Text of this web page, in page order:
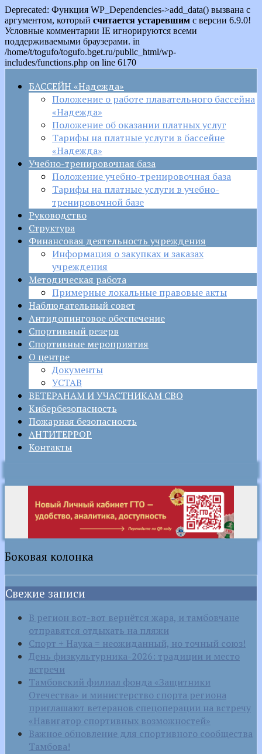
Deprecated: Функция WP_Dependencies->add_data() вызвана с
аргументом, который считается устаревшим с версии 6.9.0!
Условные комментарии IE игнорируются всеми
поддерживаемыми браузерами. in
/home/t/togufo/togufo.bget.ru/public_html/wp-
includes/functions.php on line 6170
БАССЕЙН «Надежда»
Положение о работе плавательного бассейна
«Надежда»
Положение об оказании платных услуг
Тарифы на платные услуги в бассейне
«Надежда»
Учебно-тренировочная база
Положение учебно-тренировочная база
Тарифы на платные услуги в учебно-
тренировочной базе
Руководство
Структура
Финансовая деятельность учреждения
Информация о закупках и заказах
учреждения
Методическая работа
Примерные локальные правовые акты
Наблюдательный совет
Антидопинговое обеспечение
Спортивный резерв
Спортивные мероприятия
О центре
Документы
УСТАВ
ВЕТЕРАНАМ И УЧАСТНИКАМ СВО
Кибербезопасность
Пожарная безопасность
АНТИТЕРРОР
Контакты
Боковая колонка
Свежие записи
В регион вот-вот вернётся жара, и тамбовчане
отправятся отдыхать на пляжи
Спорт + Наука = неожиданный, но точный союз!
День физкультурника-2026: традиции и место
встречи
Тамбовский филиал фонда «Защитники
Отечества» и министерство спорта региона
приглашают ветеранов спецоперации на встречу
«Навигатор спортивных возможностей»
Важное обновление для спортивного сообщества
Тамбова!